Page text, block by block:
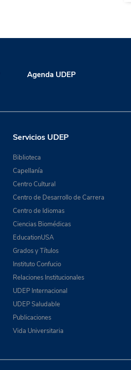
Agenda UDEP
Servicios UDEP
Biblioteca
Capellanía
Centro Cultural
Centro de Desarrollo de Carrera
Centro de Idiomas
Ciencias Biomédicas
EducationUSA
Grados y Títulos
Instituto Confucio
Relaciones Institucionales
UDEP Internacional
UDEP Saludable
Publicaciones
Vida Universitaria